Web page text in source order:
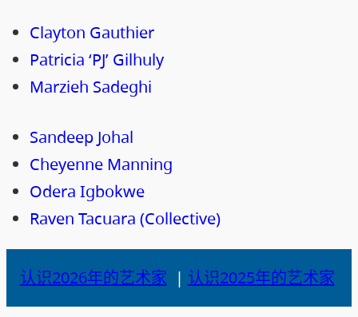
Clayton Gauthier
Patricia ‘PJ’ Gilhuly
Marzieh Sadeghi
Sandeep Johal
Cheyenne Manning
Odera Igbokwe
Raven Tacuara (Collective)
认识2026年的艺术家 | 认识2025年的艺术家